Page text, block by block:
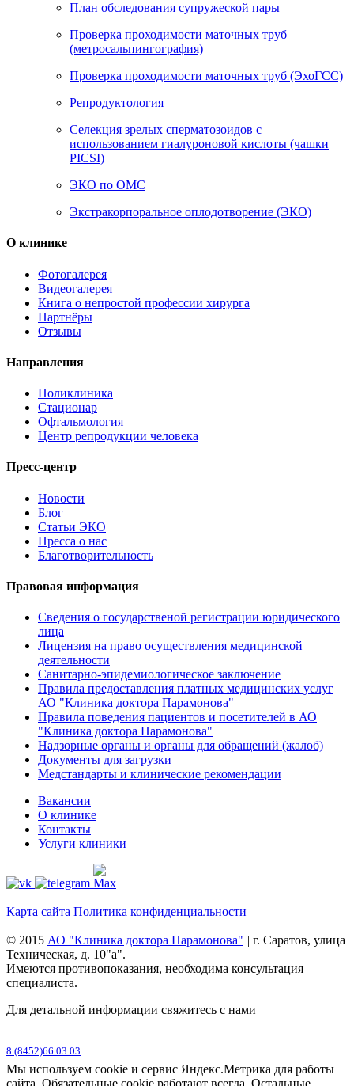
План обследования супружеской пары
Проверка проходимости маточных труб
(метросальпингография)
Проверка проходимости маточных труб (ЭхоГСС)
Репродуктология
Селекция зрелых сперматозоидов с
использованием гиалуроновой кислоты (чашки
PICSI)
ЭКО по ОМС
Экстракорпоральное оплодотворение (ЭКО)
О клинике
Фотогалерея
Видеогалерея
Книга о непростой профессии хирурга
Партнёры
Отзывы
Направления
Поликлиника
Стационар
Офтальмология
Центр репродукции человека
Пресс-центр
Новости
Блог
Статьи ЭКО
Пресса о нас
Благотворительность
Правовая информация
Сведения о государственой регистрации юридического
лица
Лицензия на право осуществления медицинской
деятельности
Санитарно-эпидемиологическое заключение
Правила предоставления платных медицинских услуг
АО "Клиника доктора Парамонова"
Правила поведения пациентов и посетителей в АО
"Клиника доктора Парамонова"
Надзорные органы и органы для обращений (жалоб)
Документы для загрузки
Медстандарты и клинические рекомендации
Вакансии
О клинике
Контакты
Услуги клиники
Карта сайта Политика конфиденциальности
© 2015 АО "Клиника доктора Парамонова" | г. Саратов, улица
Техническая, д. 10"а".
Имеются противопоказания, необходима консультация
специалиста.
Для детальной информации свяжитесь с нами
8 (8452)66 03 03
Мы используем cookie и сервис Яндекс.Метрика для работы
сайта. Обязательные cookie работают всегда. Остальные